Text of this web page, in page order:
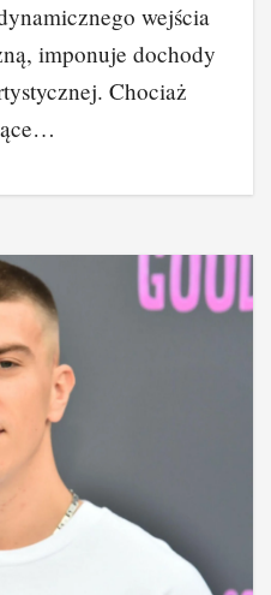
wejścia
imponuje dochody
Chociaż